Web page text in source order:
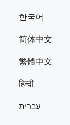
한국어
简体中文
繁體中文
हिन्दी
עברית